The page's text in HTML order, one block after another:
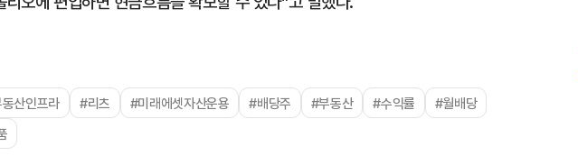
산인프라 #리츠 #미래에셋자산운용 #배당주 #부동산 #수익률
#월배당